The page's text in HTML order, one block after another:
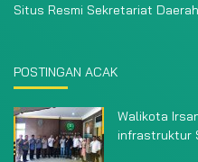
Situs Resmi Sekretariat
POSTINGAN ACAK
Walikota
infrastruktur